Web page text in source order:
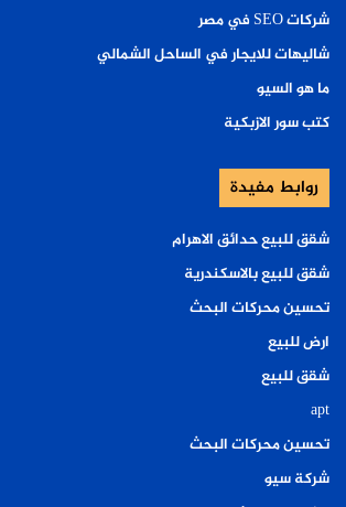
شركات SEO في مصر
شاليهات للايجار في الساحل الشمالي
ما هو السيو
كتب سور الازبكية
روابط مفيدة
شقق للبيع حدائق الاهرام
شقق للبيع بالاسكندرية
تحسين محركات البحث
ارض للبيع
شقق للبيع
apt
تحسين محركات البحث
شركة سيو